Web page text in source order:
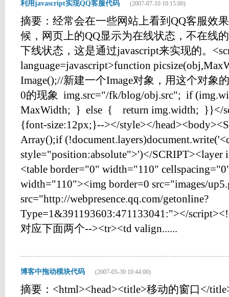
利用javascript实现QQ客服代码 (2007-07-10 10:15:00)
摘要：经常会在一些网站上看到QQ客服效
候，网页上的QQ显示为在线状态，不在线
下线状态，这是通过javascript来实现的。
language=javascript>function
Image();//新建一个Image对象，用这个对象
0的现象 img.src="/fk/blog/obj.src"; if
MaxWidth; } else { return img.width; }}</
{font-size:12px;}--></style></
Array();if
style="position:absolute">')</
<table border="0" width="110"
width="110"><img border=0 src="images/
src="http://webpresence.qq.com/getonline?
Type=1&391193603:471133041:"></
对应下面两个--><tr><td valign......
博客中拖动模块代码 (2007-05-30 10:44:00)
摘要：<html><head><title>移动的窗口</